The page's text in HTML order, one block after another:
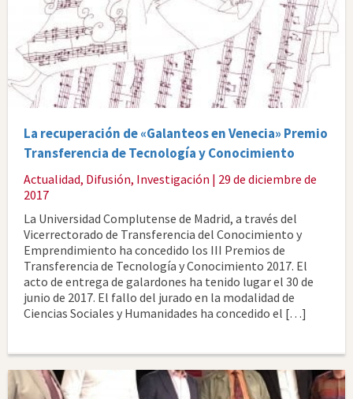
La recuperación de «Galanteos en Venecia» Premio
Transferencia de Tecnología y Conocimiento
Actualidad, Difusión, Investigación | 29 de diciembre de
2017
La Universidad Complutense de Madrid, a través del
Vicerrectorado de Transferencia del Conocimiento y
Emprendimiento ha concedido los III Premios de
Transferencia de Tecnología y Conocimiento 2017. El
acto de entrega de galardones ha tenido lugar el 30 de
junio de 2017. El fallo del jurado en la modalidad de
Ciencias Sociales y Humanidades ha concedido el […]